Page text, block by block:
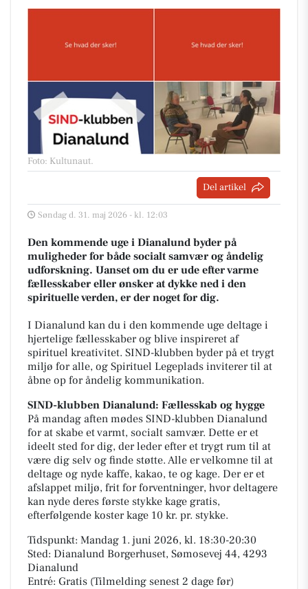
Foto: Kultunaut.
Del artikel
Søndag d. 31. maj 2026 - kl. 12:03
Den kommende uge i Dianalund byder på
muligheder for både socialt samvær og åndelig
udforskning. Uanset om du er ude efter varme
fællesskaber eller ønsker at dykke ned i den
spirituelle verden, er der noget for dig.
I Dianalund kan du i den kommende uge deltage i
hjertelige fællesskaber og blive inspireret af
spirituel kreativitet. SIND-klubben byder på et trygt
miljø for alle, og Spirituel Legeplads inviterer til at
åbne op for åndelig kommunikation.
SIND-klubben Dianalund: Fællesskab og hygge
På mandag aften mødes SIND-klubben Dianalund
for at skabe et varmt, socialt samvær. Dette er et
ideelt sted for dig, der leder efter et trygt rum til at
være dig selv og finde støtte. Alle er velkomne til at
deltage og nyde kaffe, kakao, te og kage. Der er et
afslappet miljø, frit for forventninger, hvor deltagere
kan nyde deres første stykke kage gratis,
efterfølgende koster kage 10 kr. pr. stykke.
Tidspunkt: Mandag 1. juni 2026, kl. 18:30-20:30
Sted: Dianalund Borgerhuset, Sømosevej 44, 4293
Dianalund
Entré: Gratis (Tilmelding senest 2 dage før)